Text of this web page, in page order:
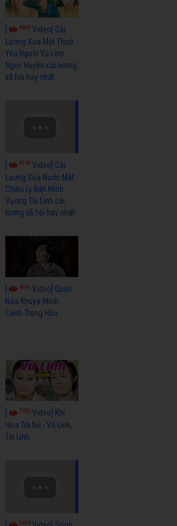
6393Video] Cải
Lương Xưa Một Thuở
Yêu Người Vũ Linh
Ngọc Huyền cải lương
xã hội hay nhất
5739Video] Cải
Lương Xưa Nước Mắt
Chiều Ly Biệt Minh
Vương Tài Linh cải
lương xã hội hay nhất
6041Video] Quán
Nửa Khuya-Minh
Cảnh-Trọng Hữu
7352Video] Khi
Hoa Trà Nở - Vũ Linh,
Tài Linh
3659